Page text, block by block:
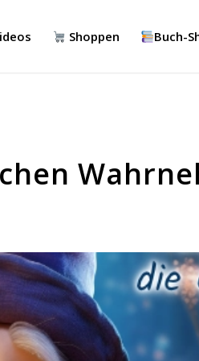
Shoppen Buch-